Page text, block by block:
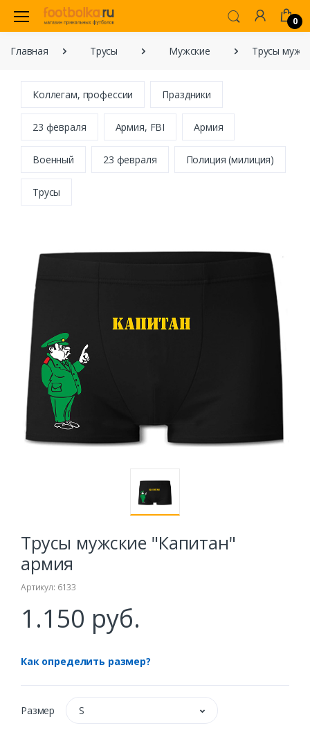
0
Главная Трусы Мужские Трусы
Коллегам, профессии Праздники
23 февраля Армия, FBI Армия
Военный 23 февраля Полиция (милиция)
Трусы
Трусы мужские "Капитан"
армия
Артикул: 6133
1.150 руб.
Как определить размер?
Размер S